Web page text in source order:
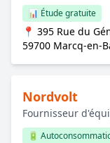
📊 Étude gratuite
📍 395 Rue du
59700 Marcq-en-
Nordvolt
Fournisseur
🔋